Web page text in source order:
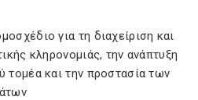
για τη διαχείριση και
κληρονομιάς, την ανάπτυξη
τομέα και την προστασία των